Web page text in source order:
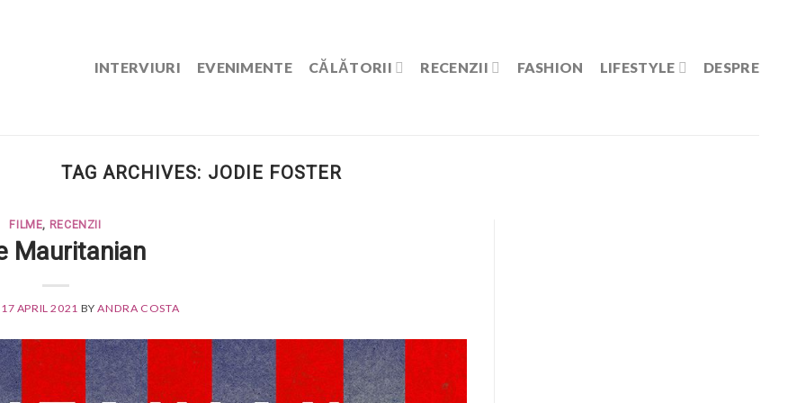
INTERVIURI EVENIMENTE CĂLĂTORII RECENZII FASHION LIFESTYLE DESPRE
TAG ARCHIVES: JODIE FOSTER
FILME, RECENZII
Mauritanian
17 APRIL 2021 BYANDRA COSTA